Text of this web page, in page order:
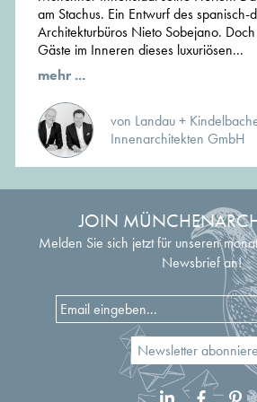
technisch und qualitativ ergänzen,
Planungsaufgabe nur eine Seite
Kompetenz liegt im Dialog der beiden
zu einem charismatischen
am Stachus. Ein Entwurf des spanisch-
Architekturbüros Nieto Sobejano.
Gäste im Inneren dieses luxuriösen...
mehr ...
von Landau +
Innenarchitekten GmbH
JOIN
Melden Sie sich jetzt für unseren
Newsbrief an!